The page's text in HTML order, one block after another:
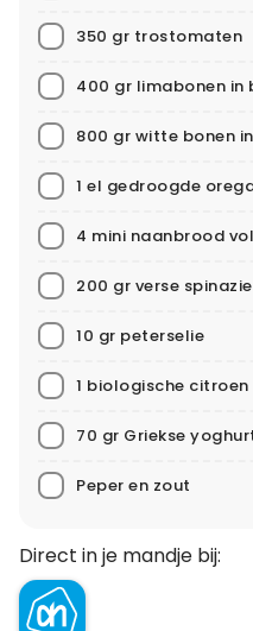
350 gr trostomaten
400 gr limabonen in
800 gr witte bonen
1 el gedroogde
4 mini naanbrood
200 gr verse spinazie
10 gr peterselie
1 biologische citroen
70 gr Griekse
Peper en zout
Direct in je mandje bij: